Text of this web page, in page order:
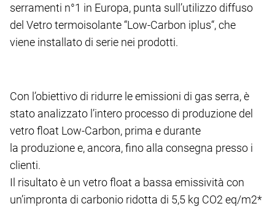
serramenti n°1 in Europa, punta sull’utilizzo diffuso
del Vetro termoisolante “Low-Carbon iplus“, che
viene installato di serie nei prodotti.
Con l’obiettivo di ridurre le emissioni di gas serra, è
stato analizzato l’intero processo di produzione del
vetro float Low-Carbon, prima e durante
la produzione e, ancora, fino alla consegna presso i
clienti.
Il risultato è un vetro float a bassa emissività con
un’impronta di carbonio ridotta di 5,5 kg CO2 eq/m2*